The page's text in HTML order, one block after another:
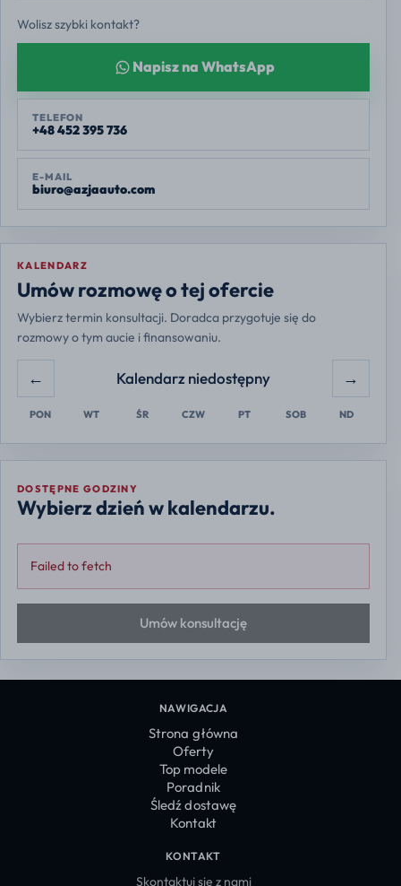
Wolisz szybki kontakt?
Napisz na WhatsApp
TELEFON
+48 452 395 736
E-MAIL
biuro@azjaauto.com
KALENDARZ
Umów rozmowę o tej ofercie
Wybierz termin konsultacji. Doradca przygotuje się do
rozmowy o tym aucie i finansowaniu.
Europe/Warsaw
← Kalendarz niedostępny →
PON WT ŚR CZW PT SOB ND
DOSTĘPNE GODZINY
Wybierz dzień w kalendarzu.
Failed to fetch
Umów konsultację
NAWIGACJA
Strona główna
Oferty
Top modele
Poradnik
Śledź dostawę
Kontakt
KONTAKT
Skontaktuj się z nami